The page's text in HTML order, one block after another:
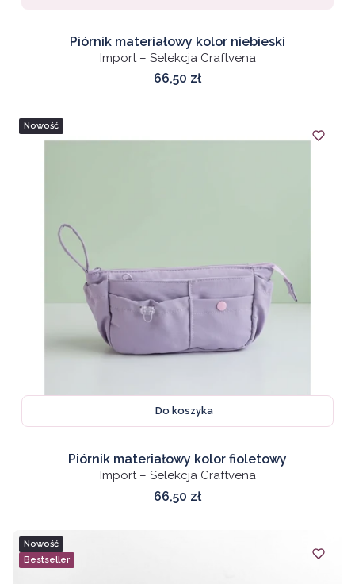
Piórnik materiałowy kolor niebieski
Import – Selekcja Craftvena
Cena
66,50 zł
Nowość
Do koszyka
Piórnik materiałowy kolor fioletowy
Import – Selekcja Craftvena
Cena
66,50 zł
Bestseller
Nowość